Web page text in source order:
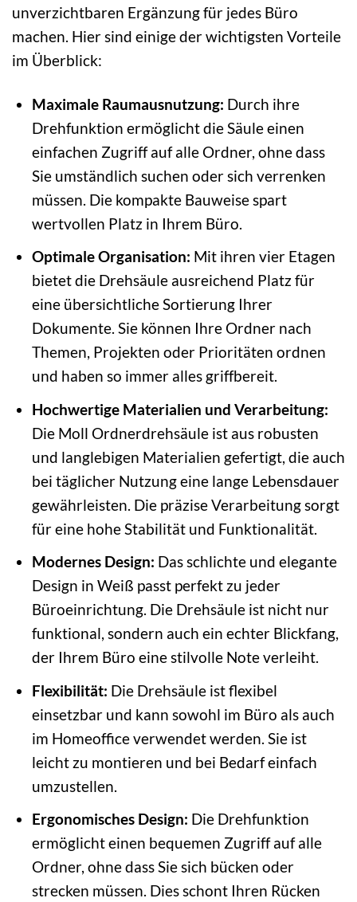
unverzichtbaren Ergänzung für jedes Büro
machen. Hier sind einige der wichtigsten Vorteile
im Überblick:
Maximale Raumausnutzung: Durch ihre
Drehfunktion ermöglicht die Säule einen
einfachen Zugriff auf alle Ordner, ohne dass
Sie umständlich suchen oder sich verrenken
müssen. Die kompakte Bauweise spart
wertvollen Platz in Ihrem Büro.
Optimale Organisation: Mit ihren vier Etagen
bietet die Drehsäule ausreichend Platz für
eine übersichtliche Sortierung Ihrer
Dokumente. Sie können Ihre Ordner nach
Themen, Projekten oder Prioritäten ordnen
und haben so immer alles griffbereit.
Hochwertige Materialien und Verarbeitung:
Die Moll Ordnerdrehsäule ist aus robusten
und langlebigen Materialien gefertigt, die auch
bei täglicher Nutzung eine lange Lebensdauer
gewährleisten. Die präzise Verarbeitung sorgt
für eine hohe Stabilität und Funktionalität.
Modernes Design: Das schlichte und elegante
Design in Weiß passt perfekt zu jeder
Büroeinrichtung. Die Drehsäule ist nicht nur
funktional, sondern auch ein echter Blickfang,
der Ihrem Büro eine stilvolle Note verleiht.
Flexibilität: Die Drehsäule ist flexibel
einsetzbar und kann sowohl im Büro als auch
im Homeoffice verwendet werden. Sie ist
leicht zu montieren und bei Bedarf einfach
umzustellen.
Ergonomisches Design: Die Drehfunktion
ermöglicht einen bequemen Zugriff auf alle
Ordner, ohne dass Sie sich bücken oder
strecken müssen. Dies schont Ihren Rücken